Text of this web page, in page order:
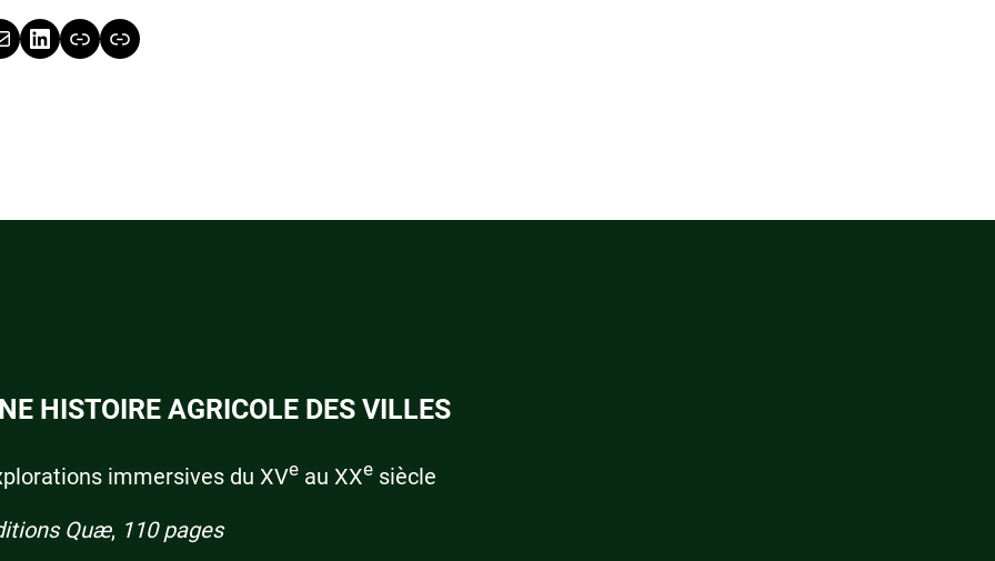
LinkedIn Link Link
HISTOIRE AGRICOLE DES VILLES
immersives du XVe au XXe siècle
Quæ, 110 pages